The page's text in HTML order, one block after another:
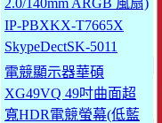
2.0/140mm ARGB 風扇)
IP-PBXKX-T7665X
SkypeDectSK-5011
電競顯示器華碩
XG49VQ 49吋曲面超
寬HDR電競螢幕(低藍